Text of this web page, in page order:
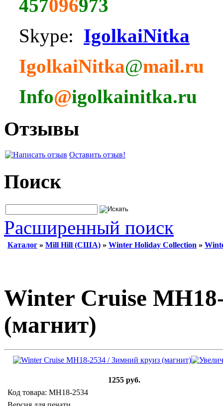
457096973
Skype: IgolkaiNitka
IgolkaiNitka@mail.ru
Info@igolkainitka.ru
Отзывы
Оставить отзыв!
Поиск
Расширенный поиск
Каталог » Mill Hill (США) » Winter Holiday Collection »
Winter Cruise
(магнит)
1255 руб.
Код товара: MH18-2534